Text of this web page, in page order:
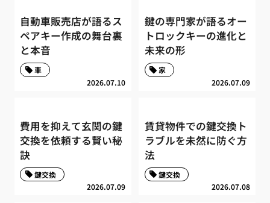
自動車販売店が語るス
ペアキー作成の舞台裏
と本音
2026.07.10
車
鍵の専門家が語るオー
トロックキーの進化と
未来の形
2026.07.09
家
費用を抑えて玄関の鍵
交換を依頼する賢い秘
訣
2026.07.09
鍵交換
賃貸物件での鍵交換ト
ラブルを未然に防ぐ方
法
2026.07.08
鍵交換